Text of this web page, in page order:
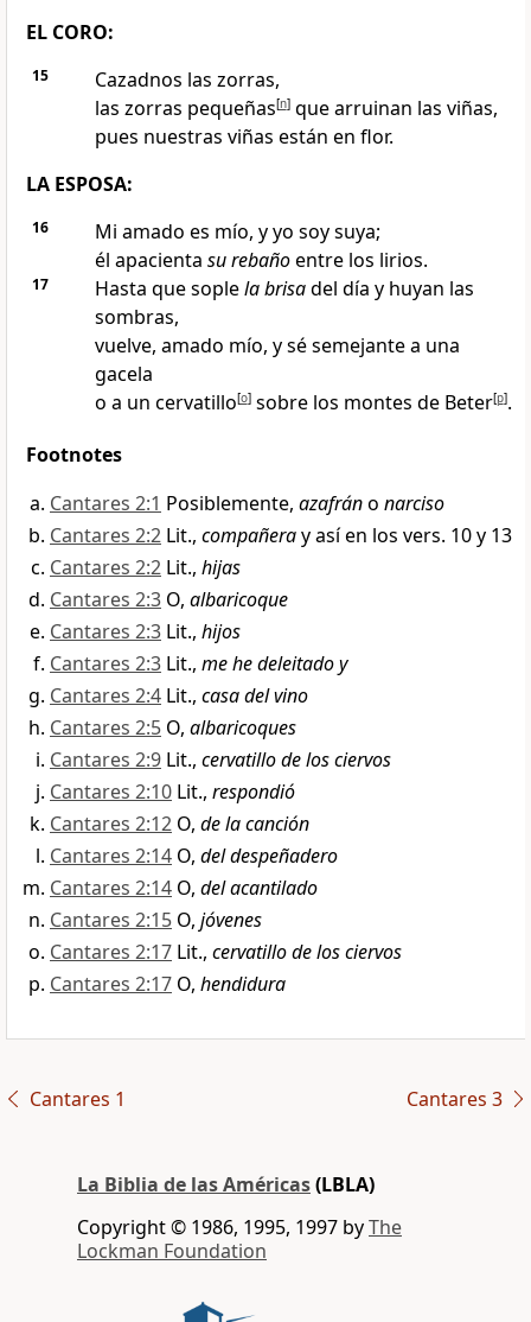
EL CORO:
15 Cazadnos las zorras,
las zorras pequeñas[n]que arruinan las viñas,
pues nuestras viñas están en flor.
LA ESPOSA:
16 Mi amado es mío, y yo soy suya;
él apacienta su rebañoentre los lirios.
17 Hasta que soplela brisadel día y huyan las
sombras,
vuelve, amado mío, y sé semejante a una
gacela
o a un cervatillo[o]sobre los montes de Beter[p].
Footnotes
Cantares 2:1 Posiblemente, azafráno narciso
Cantares 2:2 Lit., compañeray así en los vers. 10 y 13
Cantares 2:2 Lit., hijas
Cantares 2:3 O, albaricoque
Cantares 2:3 Lit., hijos
Cantares 2:3 Lit., me he deleitado y
Cantares 2:4 Lit., casa del vino
Cantares 2:5 O, albaricoques
Cantares 2:9 Lit., cervatillo de los ciervos
Cantares 2:10 Lit., respondió
Cantares 2:12 O, de la canción
Cantares 2:14 O, del despeñadero
Cantares 2:14 O, del acantilado
Cantares 2:15 O, jóvenes
Cantares 2:17 Lit., cervatillo de los ciervos
Cantares 2:17 O, hendidura
Cantares 1 Cantares 3
La Biblia de las Américas(LBLA)
Copyright © 1986, 1995, 1997 byThe
Lockman Foundation